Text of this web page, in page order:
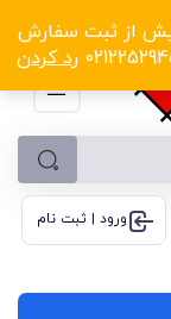
از ثبت سفارش
رد کردن
کنید
ورود | ثبت نام